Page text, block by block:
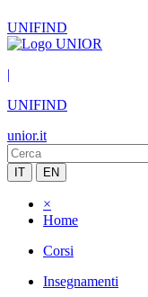
UNIFIND
|
UNIFIND
unior.it
IT EN
×
Home
Corsi
Insegnamenti